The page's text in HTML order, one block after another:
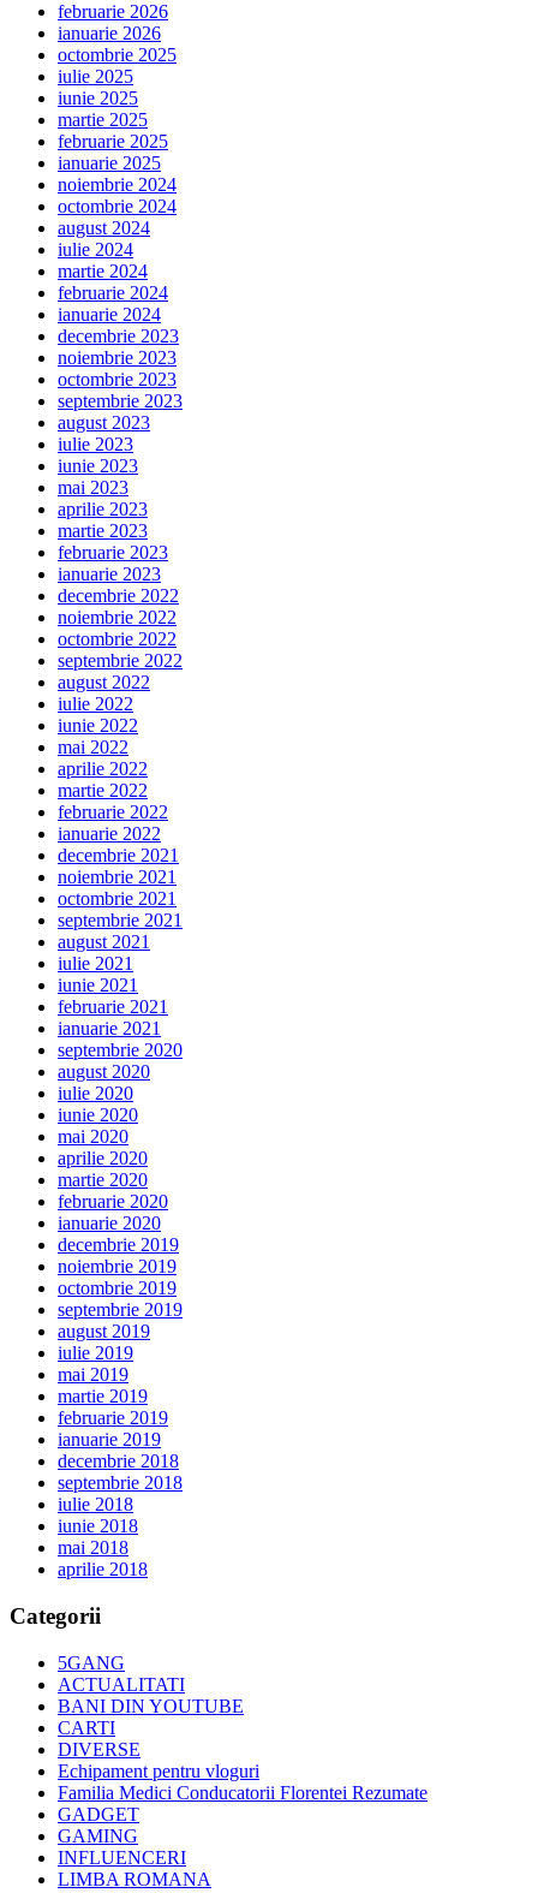
februarie 2026
ianuarie 2026
octombrie 2025
iulie 2025
iunie 2025
martie 2025
februarie 2025
ianuarie 2025
noiembrie 2024
octombrie 2024
august 2024
iulie 2024
martie 2024
februarie 2024
ianuarie 2024
decembrie 2023
noiembrie 2023
octombrie 2023
septembrie 2023
august 2023
iulie 2023
iunie 2023
mai 2023
aprilie 2023
martie 2023
februarie 2023
ianuarie 2023
decembrie 2022
noiembrie 2022
octombrie 2022
septembrie 2022
august 2022
iulie 2022
iunie 2022
mai 2022
aprilie 2022
martie 2022
februarie 2022
ianuarie 2022
decembrie 2021
noiembrie 2021
octombrie 2021
septembrie 2021
august 2021
iulie 2021
iunie 2021
februarie 2021
ianuarie 2021
septembrie 2020
august 2020
iulie 2020
iunie 2020
mai 2020
aprilie 2020
martie 2020
februarie 2020
ianuarie 2020
decembrie 2019
noiembrie 2019
octombrie 2019
septembrie 2019
august 2019
iulie 2019
mai 2019
martie 2019
februarie 2019
ianuarie 2019
decembrie 2018
septembrie 2018
iulie 2018
iunie 2018
mai 2018
aprilie 2018
Categorii
5GANG
ACTUALITATI
BANI DIN YOUTUBE
CARTI
DIVERSE
Echipament pentru vloguri
Familia Medici Conducatorii Florentei Rezumate
GADGET
GAMING
INFLUENCERI
LIMBA ROMANA